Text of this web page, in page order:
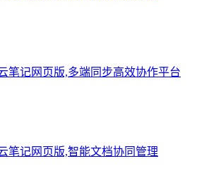
笔记网页版,多端同步高效协作平台
笔记网页版,智能文档协同管理